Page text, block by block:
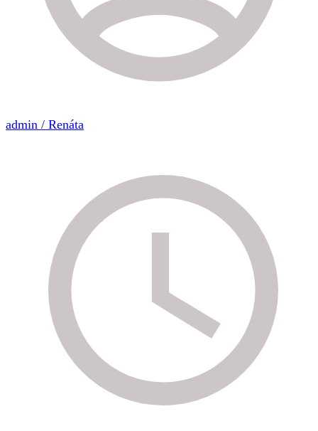
admin / Renáta